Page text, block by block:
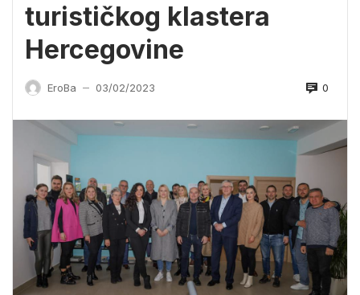
turističkog klastera
Hercegovine
EroBa — 03/02/2023 0